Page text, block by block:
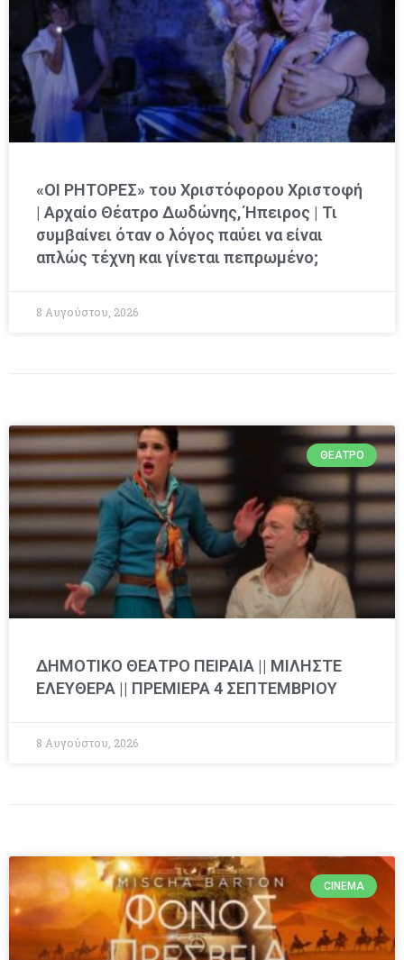
«ΟΙ ΡΗΤΟΡΕΣ» του Χριστόφορου Χριστοφή
| Αρχαίο Θέατρο Δωδώνης, Ήπειρος | Τι
συμβαίνει όταν ο λόγος παύει να είναι
απλώς τέχνη και γίνεται πεπρωμένο;
8 Αυγούστου, 2026
ΘΈΑΤΡΟ
ΔΗΜΟΤΙΚΟ ΘΕΑΤΡΟ ΠΕΙΡΑΙΑ || ΜΙΛΗΣΤΕ
ΕΛΕΥΘΕΡΑ || ΠΡΕΜΙΕΡΑ 4 ΣΕΠΤΕΜΒΡΙΟΥ
8 Αυγούστου, 2026
CINEMA